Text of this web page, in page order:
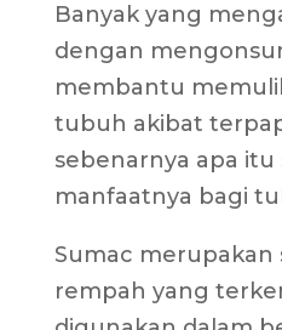
Banyak yang
dengan
membantu
tubuh akibat
sebenarnya apa itu
manfaatnya bagi
Sumac merupakan
rempah yang